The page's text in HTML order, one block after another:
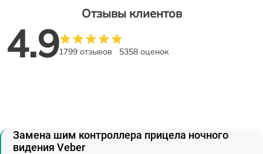
Отзывы клиентов
4.91799 отзывов 5358 оценок
Замена шим контроллера прицела ночного
видения Veber